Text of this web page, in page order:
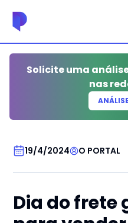
Solicite uma
nas
19/4/2024 O PORTAL
DATAS COMEMORATIVAS
Dia do frete